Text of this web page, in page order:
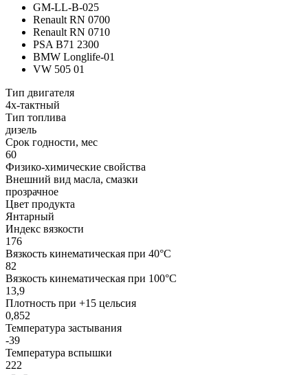
GM-LL-B-025
Renault RN 0700
Renault RN 0710
PSA B71 2300
BMW Longlife-01
VW 505 01
Тип двигателя
4х-тактный
Тип топлива
дизель
Срок годности, мес
60
Физико-химические свойства
Внешний вид масла, смазки
прозрачное
Цвет продукта
Янтарный
Индекс вязкости
176
Вязкость кинематическая при 40°С
82
Вязкость кинематическая при 100°С
13,9
Плотность при +15 цельсия
0,852
Температура застывания
-39
Температура вспышки
222